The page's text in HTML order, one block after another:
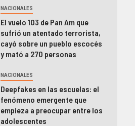
NACIONALES
El vuelo 103 de Pan Am que
sufrió un atentado terrorista,
cayó sobre un pueblo escocés
y mató a 270 personas
NACIONALES
Deepfakes en las escuelas: el
fenómeno emergente que
empieza a preocupar entre los
adolescentes